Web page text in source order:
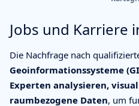
Jobs und Karriere
Die Nachfrage nach
Geoinformationssysteme
Experten analysieren,
raumbezogene Daten, um